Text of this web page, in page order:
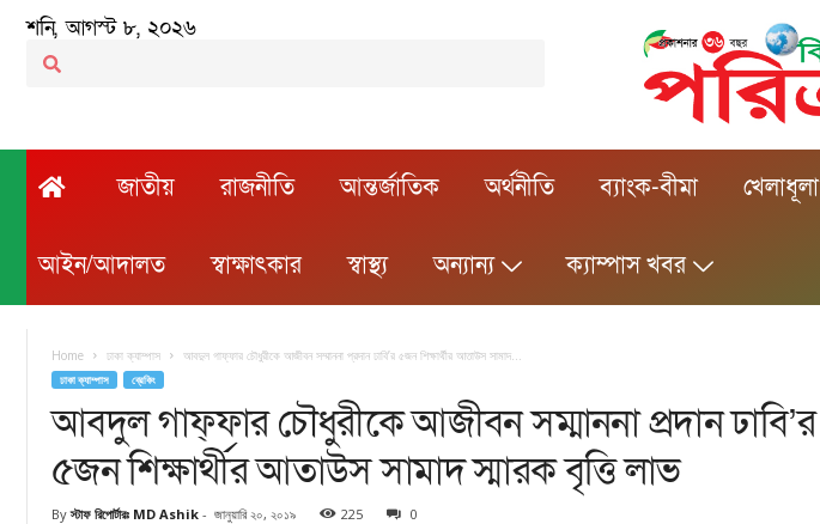
শনি, আগস্ট ৮, ২০২৬
জাতীয় রাজনীতি আন্তর্জাতিক অর্থনীতি ব্যাংক-বীমা খেলাধূলা
আইন/আদালত স্বাক্ষাৎকার স্বাস্থ্য অন্যান্য ক্যাম্পাস খবর
Home ঢাকা ক্যাম্পাস আবদুল গাফ্ফার চৌধুরীকে আজীবন সম্মাননা প্রদান ঢাবি’র ৫জন শিক্ষার্থীর আতাউস সামাদ...
ঢাকা ক্যাম্পাস ব্রেকিং
আবদুল গাফ্ফার চৌধুরীকে আজীবন সম্মাননা প্রদান ঢাবি’র
৫জন শিক্ষার্থীর আতাউস সামাদ স্মারক বৃত্তি লাভ
By স্টাফ রিপোর্টারঃ MD Ashik - জানুয়ারি ২০, ২০১৯ 225 0